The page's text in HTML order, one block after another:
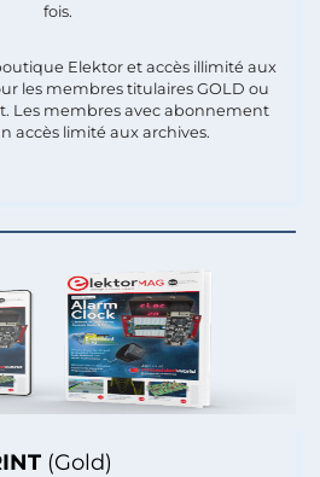
(Gold)
fois.​
Elektor et accès illimité aux
les membres titulaires GOLD ou
Les membres avec abonnement
accès limité aux archives.